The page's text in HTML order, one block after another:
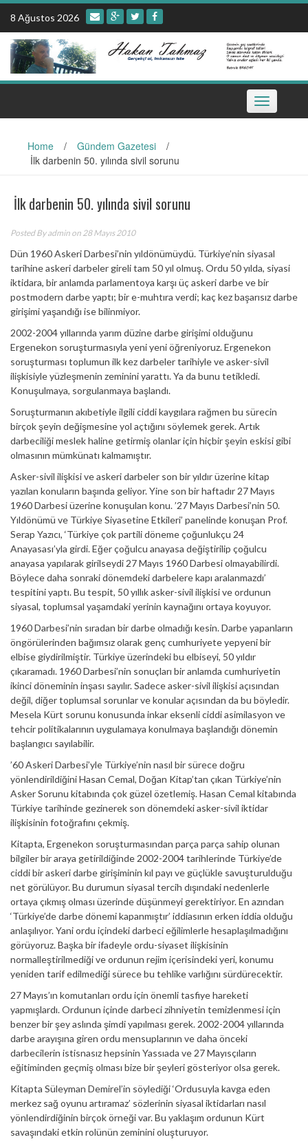
Skip
content
8 Ağustos 2026
Toggle
navigation
Home / Gündem Gazetesi
/
İlk darbenin 50. yılında sivil sorunu
İlk darbenin 50. yılında sivil sorunu
Posted Byadmin on 28 Mayıs 2010
Dün 1960 Askeri Darbesi’nin yıldönümüydü. Türkiye’nin siyasal
tarihine askeri darbeler gireli tam 50 yıl olmuş. Ordu 50 yılda, siyasi
iktidara, bir anlamda parlamentoya karşı üç askeri darbe ve bir
postmodern darbe yaptı; bir e-muhtıra verdi; kaç kez başarısız darbe
girişimi yaşandığı ise bilinmiyor.
2002-2004 yıllarında yarım düzine darbe girişimi olduğunu
Ergenekon soruşturmasıyla yeni yeni öğreniyoruz. Ergenekon
soruşturması toplumun ilk kez darbeler tarihiyle ve asker-sivil
ilişkisiyle yüzleşmenin zeminini yarattı. Ya da bunu tetikledi.
Konuşulmaya, sorgulanmaya başlandı.
Soruşturmanın akıbetiyle ilgili ciddi kaygılara rağmen bu sürecin
birçok şeyin değişmesine yol açtığını söylemek gerek. Artık
darbeciliği meslek haline getirmiş olanlar için hiçbir şeyin eskisi gibi
olmasının mümkünatı kalmamıştır.
Asker-sivil ilişkisi ve askeri darbeler son bir yıldır üzerine kitap
yazılan konuların başında geliyor. Yine son bir haftadır 27 Mayıs
1960 Darbesi üzerine konuşulan konu. ’27 Mayıs Darbesi’nin 50.
Yıldönümü ve Türkiye Siyasetine Etkileri’ panelinde konuşan Prof.
Serap Yazıcı, ‘Türkiye çok partili döneme çoğunlukçu 24
Anayasası’yla girdi. Eğer çoğulcu anayasa değiştirilip çoğulcu
anayasa yapılarak girilseydi 27 Mayıs 1960 Darbesi olmayabilirdi.
Böylece daha sonraki dönemdeki darbelere kapı aralanmazdı’
tespitini yaptı. Bu tespit, 50 yıllık asker-sivil ilişkisi ve ordunun
siyasal, toplumsal yaşamdaki yerinin kaynağını ortaya koyuyor.
1960 Darbesi’nin sıradan bir darbe olmadığı kesin. Darbe yapanların
öngörülerinden bağımsız olarak genç cumhuriyete yepyeni bir
elbise giydirilmiştir. Türkiye üzerindeki bu elbiseyi, 50 yıldır
çıkaramadı. 1960 Darbesi’nin sonuçları bir anlamda cumhuriyetin
ikinci döneminin inşası sayılır. Sadece asker-sivil ilişkisi açısından
değil, diğer toplumsal sorunlar ve konular açısından da bu böyledir.
Mesela Kürt sorunu konusunda inkar eksenli ciddi asimilasyon ve
tehcir politikalarının uygulamaya konulmaya başlandığı dönemin
başlangıcı sayılabilir.
’60 Askeri Darbesi’yle Türkiye’nin nasıl bir sürece doğru
yönlendirildiğini Hasan Cemal, Doğan Kitap’tan çıkan Türkiye’nin
Asker Sorunu kitabında çok güzel özetlemiş. Hasan Cemal kitabında
Türkiye tarihinde gezinerek son dönemdeki asker-sivil iktidar
ilişkisinin fotoğrafını çekmiş.
Kitapta, Ergenekon soruşturmasından parça parça sahip olunan
bilgiler bir araya getirildiğinde 2002-2004 tarihlerinde Türkiye’de
ciddi bir askeri darbe girişiminin kıl payı ve güçlükle savuşturulduğu
net görülüyor. Bu durumun siyasal tercih dışındaki nedenlerle
ortaya çıkmış olması üzerinde düşünmeyi gerektiriyor. En azından
‘Türkiye’de darbe dönemi kapanmıştır’ iddiasının erken iddia olduğu
anlaşılıyor. Yani ordu içindeki darbeci eğilimlerle hesaplaşılmadığını
görüyoruz. Başka bir ifadeyle ordu-siyaset ilişkisinin
normalleştirilmediği ve ordunun rejim içerisindeki yeri, konumu
yeniden tarif edilmediği sürece bu tehlike varlığını sürdürecektir.
27 Mayıs’ın komutanları ordu için önemli tasfiye hareketi
yapmışlardı. Ordunun içinde darbeci zihniyetin temizlenmesi için
benzer bir şey aslında şimdi yapılması gerek. 2002-2004 yıllarında
darbe arayışına giren ordu mensuplarının ve daha önceki
darbecilerin istisnasız hepsinin Yassıada ve 27 Mayısçıların
eğitiminden geçmiş olması bize bir şeyleri gösteriyor olsa gerek.
Kitapta Süleyman Demirel’in söylediği ‘Ordusuyla kavga eden
merkez sağ oyunu artıramaz’ sözlerinin siyasal iktidarları nasıl
yönlendirdiğinin birçok örneği var. Bu yaklaşım ordunun Kürt
savaşındaki etkin rolünün zeminini oluşturuyor.